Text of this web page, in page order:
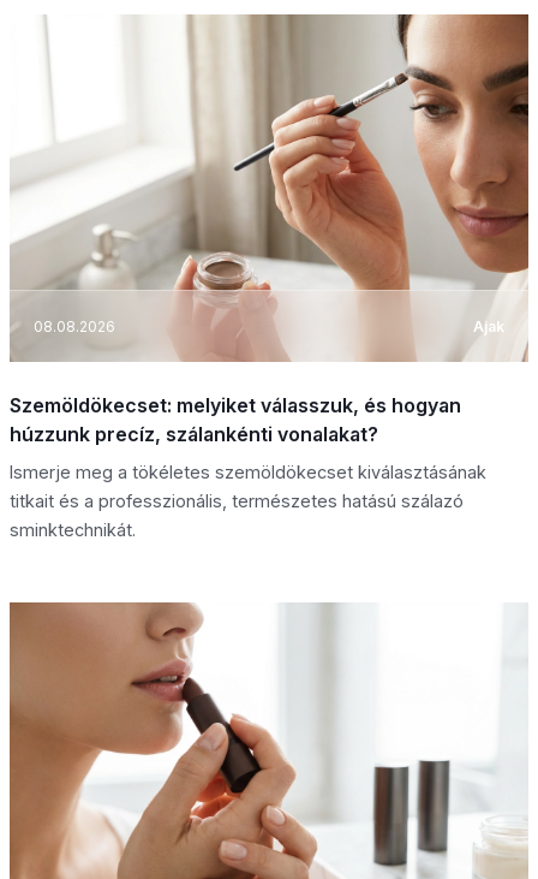
08.08.2026 Ajak
Szemöldökecset: melyiket válasszuk, és hogyan
húzzunk precíz, szálankénti vonalakat?
Ismerje meg a tökéletes szemöldökecset kiválasztásának
titkait és a professzionális, természetes hatású szálazó
sminktechnikát.